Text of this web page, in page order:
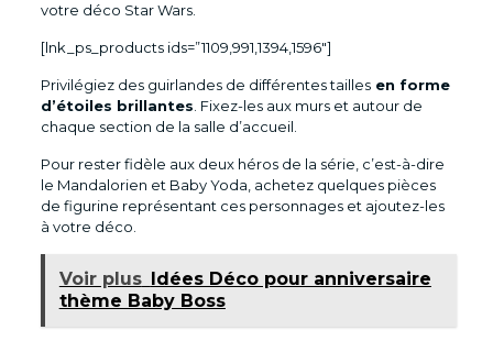
votre déco Star Wars.
[lnk_ps_products ids=”1109,991,1394,1596″]
Privilégiez des guirlandes de différentes taillesen forme
d’étoiles brillantes . Fixez-les aux murs et autour de
chaque section de la salle d’accueil.
Pour rester fidèle aux deux héros de la série, c’est-à-dire
le Mandalorien et Baby Yoda, achetez quelques pièces
de figurine représentant ces personnages et ajoutez-les
à votre déco.
Voir plus
Idées Déco pour anniversaire
thème Baby Boss